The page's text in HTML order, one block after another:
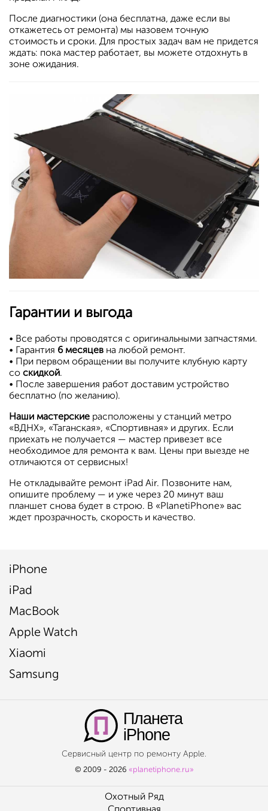
​После диагностики (она бесплатна, даже если вы
откажетесь от ремонта) мы назовем точную
стоимость и сроки. Для простых задач вам не придется
ждать: пока мастер работает, вы можете отдохнуть в
зоне ожидания.
Гарантии и выгода
• Все работы проводятся с оригинальными запчастями.
• Гарантия 6 месяцев на любой ремонт.
• При первом обращении вы получите клубную карту
со скидкой.
• ​После завершения работ доставим устройство
бесплатно (по желанию).
Наши мастерские расположены у станций метро
«ВДНХ», «Таганская», «Спортивная» и других. Если
приехать не получается — мастер привезет все
необходимое для ремонта к вам. Цены при выезде не
отличаются от сервисных!
Не откладывайте ремонт iPad Air. Позвоните нам,
опишите проблему — и уже через 20 минут ваш
планшет снова будет в строю. В «PlanetiPhone» вас
ждет прозрачность, скорость и качество.
iPhone
iPad
MacBook
Apple Watch
Xiaomi
Samsung
Планета
iPhone
Сервисный центр по ремонту Apple.
© 2009 - 2026 «planetiphone.ru»
Охотный Ряд